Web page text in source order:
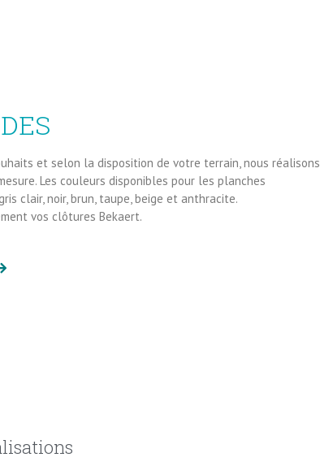
et selon la disposition de votre terrain, nous réalisons
Les couleurs disponibles pour les planches
clair, noir, brun, taupe, beige et anthracite.
vos clôtures Bekaert.